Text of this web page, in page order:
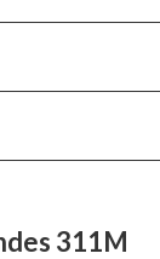
311M